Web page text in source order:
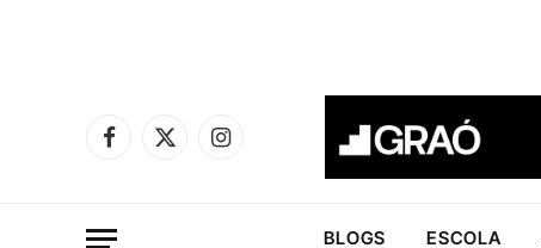
Facebook
X
Instagram
BLOGS ESCOLA